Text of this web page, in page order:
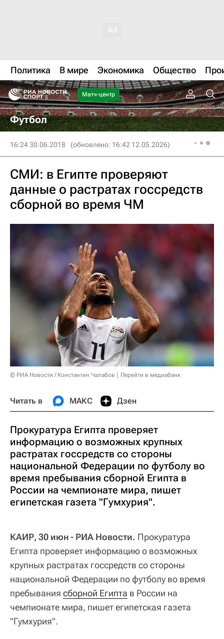
Политика В мире Экономика Общество
Матч-центр
Футбол
16:24 30.06.2018 (обновлено: 16:42 12.05.2026)
СМИ: в Египте проверяют
данные о растратах госсредств
сборной во время ЧМ
© РИА Новости / Константин Чалабов Перейти в медиабанк
Читать в МАКС Дзен
Прокуратура Египта проверяет
информацию о возможных крупных
растратах госсредств со стороны
национальной Федерации по футболу во
время пребывания сборной Египта в
России на чемпионате мира, пишет
египетская газета "Гумхурия".
КАИР, 30 июн - РИА Новости. Прокуратура
Египта проверяет информацию о возможных
крупных растратах госсредств со стороны
национальной Федерации по футболу во время
пребывания сборной Египта в России на
чемпионате мира, пишет египетская газета
"Гумхурия".